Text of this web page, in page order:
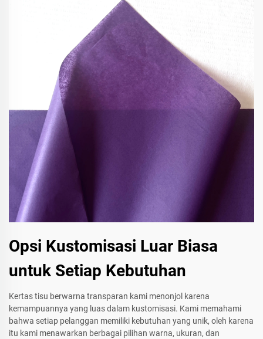
Opsi Kustomisasi Luar Biasa
untuk Setiap Kebutuhan
Kertas tisu berwarna transparan kami menonjol karena
kemampuannya yang luas dalam kustomisasi. Kami memahami
bahwa setiap pelanggan memiliki kebutuhan yang unik, oleh karena
itu kami menawarkan berbagai pilihan warna, ukuran, dan